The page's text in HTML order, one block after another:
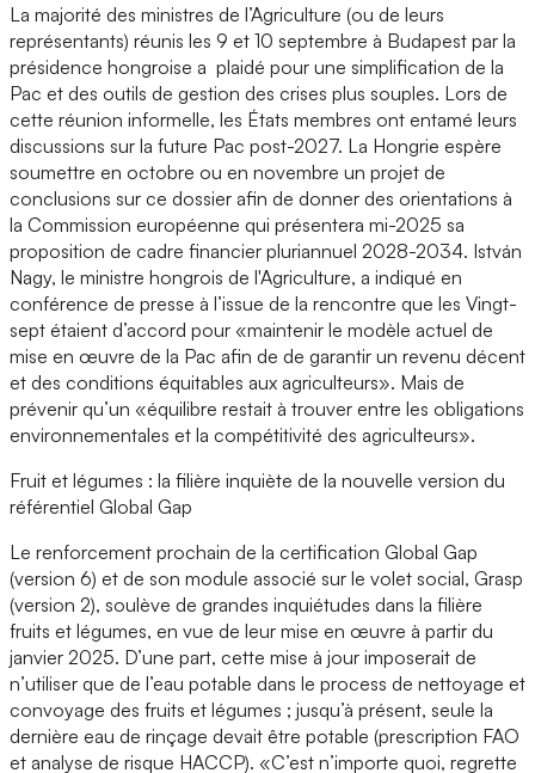
La majorité des ministres de l’Agriculture (ou de leurs
représentants) réunis les 9 et 10 septembre à Budapest par la
présidence hongroise a plaidé pour une simplification de la
Pac et des outils de gestion des crises plus souples. Lors de
cette réunion informelle, les États membres ont entamé leurs
discussions sur la future Pac post-2027. La Hongrie espère
soumettre en octobre ou en novembre un projet de
conclusions sur ce dossier afin de donner des orientations à
la Commission européenne qui présentera mi-2025 sa
proposition de cadre financier pluriannuel 2028-2034. István
Nagy, le ministre hongrois de l'Agriculture, a indiqué en
conférence de presse à l’issue de la rencontre que les Vingt-
sept étaient d’accord pour «maintenir le modèle actuel de
mise en œuvre de la Pac afin de de garantir un revenu décent
et des conditions équitables aux agriculteurs». Mais de
prévenir qu’un «équilibre restait à trouver entre les obligations
environnementales et la compétitivité des agriculteurs».
Fruit et légumes : la filière inquiète de la nouvelle version du
référentiel Global Gap
Le renforcement prochain de la certification Global Gap
(version 6) et de son module associé sur le volet social, Grasp
(version 2), soulève de grandes inquiétudes dans la filière
fruits et légumes, en vue de leur mise en œuvre à partir du
janvier 2025. D’une part, cette mise à jour imposerait de
n’utiliser que de l’eau potable dans le process de nettoyage et
convoyage des fruits et légumes ; jusqu’à présent, seule la
dernière eau de rinçage devait être potable (prescription FAO
et analyse de risque HACCP). «C’est n’importe quoi, regrette